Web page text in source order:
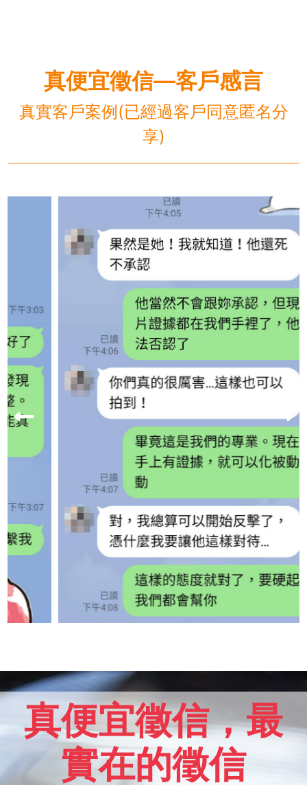
真便宜徵信—客戶感言
真實客戶案例(已經過客戶同意匿名分
享)
真便宜徵信，最
實在的徵信